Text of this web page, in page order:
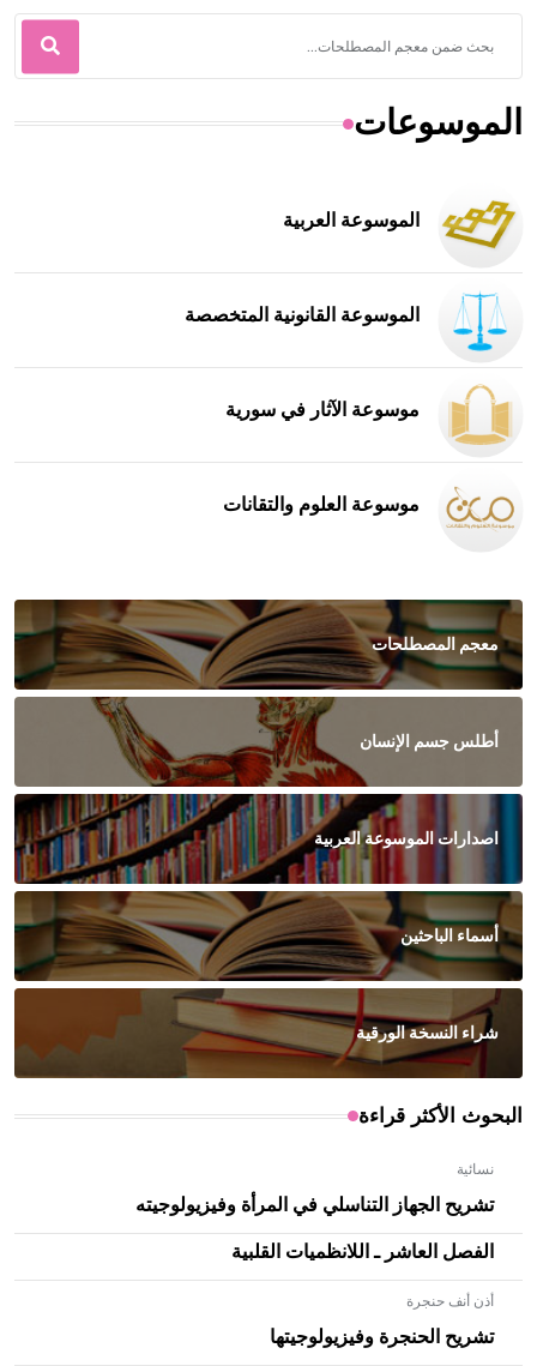
الموسوعات
الموسوعة العربية
الموسوعة القانونية المتخصصة
موسوعة الآثار في سورية
موسوعة العلوم والتقانات
معجم المصطلحات
أطلس جسم الإنسان
اصدارات الموسوعة العربية
أسماء الباحثين
شراء النسخة الورقية
البحوث الأكثر قراءة
نسائية
تشريح الجهاز التناسلي في المرأة وفيزيولوجيته
الفصل العاشر ـ اللانظميات القلبية
أذن أنف حنجرة
تشريح الحنجرة وفيزيولوجيتها